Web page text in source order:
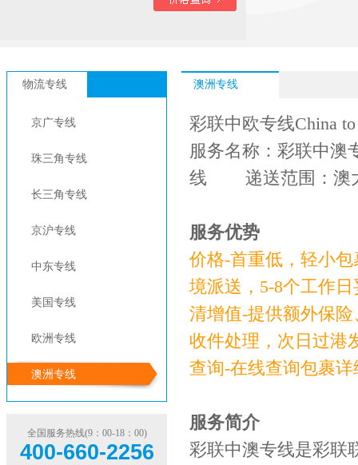
物流专线
京广专线
珠三角专线
长三角专线
京沪专线
中东专线
美国专线
欧洲专线
澳洲专线
全国服务热线(9：00-18：00)
400-660-2256
澳洲专线
彩联中欧专线China
服务名称：彩联中
线 递送范围：澳
服务优势
价格-首重低
境派送，5-8个工作日
清增值-提供额外
收件处理，次日过港
查询-在线查询包裹
服务简介
彩联中澳专线是彩联